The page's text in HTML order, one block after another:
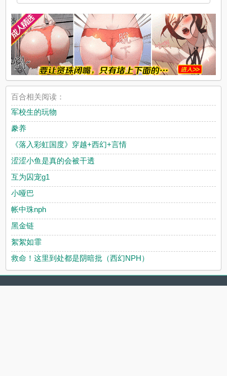
x
百合相关阅读：
军校生的玩物
豢养
《落入彩虹国度》穿越+西幻+言情
涩涩小鱼是真的会被干透
互为囚宠g1
小哑巴
帐中珠nph
黑金链
絮絮如霏
救命！这里到处都是阴暗批（西幻NPH）